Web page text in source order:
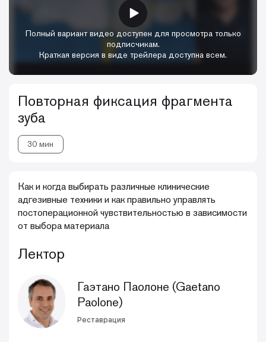
Полный вариант видео доступен для просмотра только
подписчикам.
Краткая версия в виде трейлера доступна всем.
Повторная фиксация фрагмента
зуба
30 мин
Как и когда выбирать различные клинические
адгезивные техники и как правильно управлять
постоперационной чувствительностью в зависимости
от выбора материала
Лектор
Гаэтано Паолоне (Gaetano
Paolone)
Реставрация